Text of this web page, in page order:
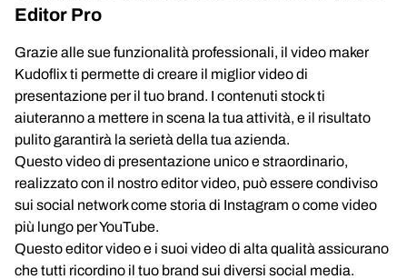
Editor Pro
Grazie alle sue funzionalità professionali, il video maker
Kudoflix ti permette di creare il miglior video di
presentazione per il tuo brand. I contenuti stock ti
aiuteranno a mettere in scena la tua attività, e il risultato
pulito garantirà la serietà della tua azienda.
Questo video di presentazione unico e straordinario,
realizzato con il nostro editor video, può essere condiviso
sui social network come storia di Instagram o come video
più lungo per YouTube.
Questo editor video e i suoi video di alta qualità assicurano
che tutti ricordino il tuo brand sui diversi social media.